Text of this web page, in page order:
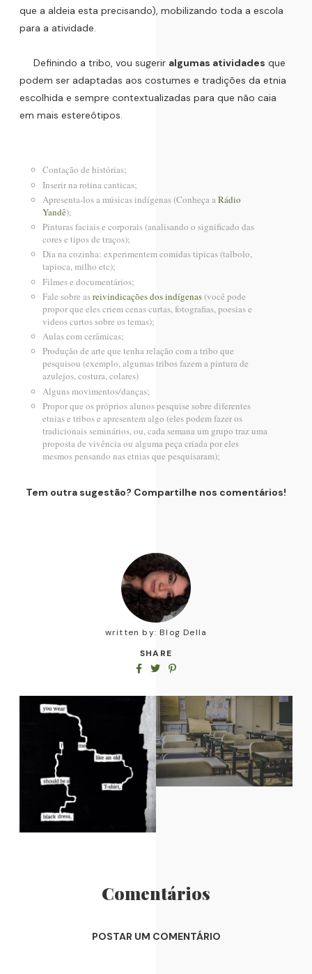
que a aldeia esta precisando), mobilizando toda a escola
para a atividade.
Definindo a tribo, vou sugerir algumas atividades que
podem ser adaptadas aos costumes e tradições da etnia
escolhida e sempre contextualizadas para que não caia
em mais estereótipos.
Contação de histórias;
Inserir na rotina canticas;
Apresenta-los a músicas indígenas (Conheça aRádio
Yandê);
Pinturas faciais e corporais (analisando o significado das
cores e tipos de traços);
Dia na cozinha: experimentem comidas tipicas (talbolo,
tapioca, milho etc);
Filmes e documentários;
Fale sobre asreivindicações dos indígenas(você pode
propor que eles criem cenas curtas, fotografias, poesias e
videos curtos sobre os temas);
Aulas com cerâmicas;
Produção de arte que tenha relação com a tribo que
pesquisou (exemplo, algumas tribos fazem a pintura de
azulejos, costura, colares)
Alguns movimentos/danças;
Propor que os próprios alunos pesquise sobre diferentes
etnias e tribos e apresentem algo (eles podem fazer os
tradicionais seminários, ou, cada semana um grupo traz uma
proposta de vivência ou alguma peça criada por eles
mesmos pensando nas etnias que pesquisaram);
Tem outra sugestão? Compartilhe nos comentários!
written by: Blog Della
SHARE
Comentários
POSTAR UM COMENTÁRIO